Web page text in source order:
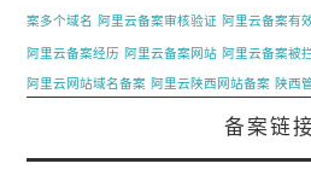
案多个域名 阿里云备案审核验证 阿里云备案有
阿里云备案经历 阿里云备案网站 阿里云备案被
阿里云网站域名备案 阿里云陕西网站备案 陕西
备案链